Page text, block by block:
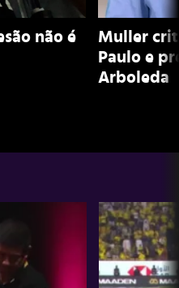
não é
Muller
Paulo e
Arboleda